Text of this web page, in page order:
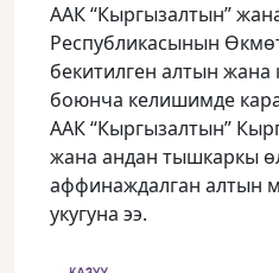
ААК “Кыргызалтын”
Республикасынын
бекитилген алтын жана
боюнча келишимде
ААК “Кыргызалтын”
жана андан тышкаркы
аффинаждалган алтын
укугуна ээ.